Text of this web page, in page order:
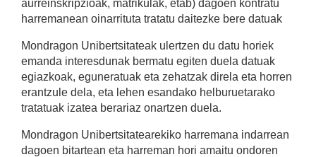
aurreinskripzioak, matrikulak, etab) dagoen kontratu
harremanean oinarrituta tratatu daitezke bere datuak
Mondragon Unibertsitateak ulertzen du datu horiek
emanda interesdunak bermatu egiten duela datuak
egiazkoak, eguneratuak eta zehatzak direla eta horren
erantzule dela, eta lehen esandako helburuetarako
tratatuak izatea berariaz onartzen duela.
Mondragon Unibertsitatearekiko harremana indarrean
dagoen bitartean eta harreman hori amaitu ondoren